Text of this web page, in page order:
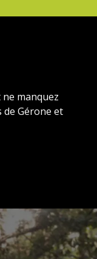
manquez
de Gérone et